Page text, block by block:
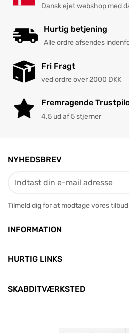
Dansk ejet webshop med
Hurtig betjening
Alle ordre afsendes
Fri Fragt
ved ordre over 2000 DKK
Fremragende
4.5 ud af 5 stjerner
INFORMATION
9400 Nørresundby
Find os
HURTIG LINKS
SKABDITVÆRKSTED
NYHEDSBREV
Tilmeld dig for at modtage vores